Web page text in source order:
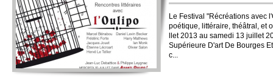
Le Festi­val "Récréati­ons avec
poétique, littéraire, théâtral, et
llet 2013 au samedi 13 jui­llet
Supéri­eure D'art De Bo­urges
c...